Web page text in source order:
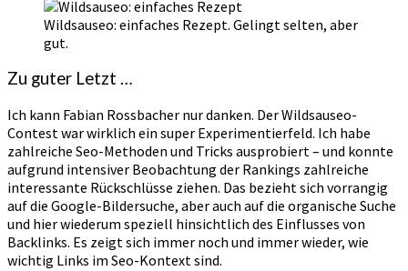
Wildsauseo: einfaches Rezept. Gelingt selten, aber
gut.
Zu guter Letzt …
Ich kann Fabian Rossbacher nur danken. Der Wildsauseo-
Contest war wirklich ein super Experimentierfeld. Ich habe
zahlreiche Seo-Methoden und Tricks ausprobiert – und konnte
aufgrund intensiver Beobachtung der Rankings zahlreiche
interessante Rückschlüsse ziehen. Das bezieht sich vorrangig
auf die Google-Bildersuche, aber auch auf die organische Suche
und hier wiederum speziell hinsichtlich des Einflusses von
Backlinks. Es zeigt sich immer noch und immer wieder, wie
wichtig Links im Seo-Kontext sind.